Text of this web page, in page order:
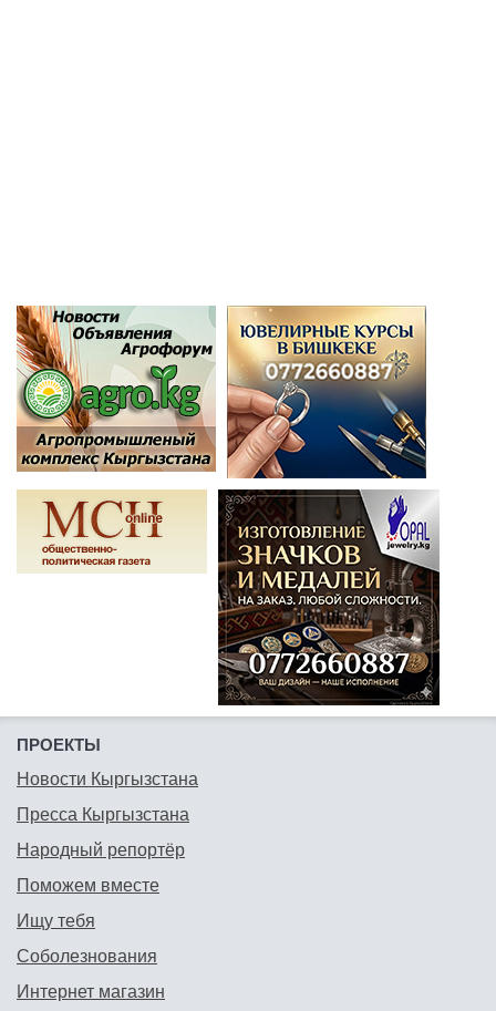
ПРОЕКТЫ
Новости Кыргызстана
Пресса Кыргызстана
Народный репортёр
Поможем вместе
Ищу тебя
Соболезнования
Интернет магазин